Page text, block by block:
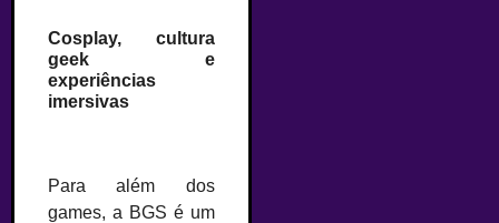
Cosplay, cultura
geek e
experiências
imersivas
Para além dos
games, a BGS é um